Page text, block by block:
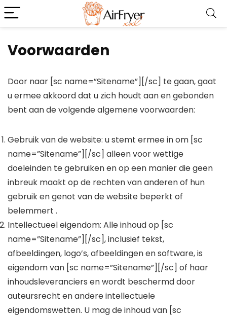
Voorwaarden
Door naar [sc name=”Sitename”][/sc] te gaan, gaat
u ermee akkoord dat u zich houdt aan en gebonden
bent aan de volgende algemene voorwaarden:
Gebruik van de website: u stemt ermee in om [sc
name=”Sitename”][/sc] alleen voor wettige
doeleinden te gebruiken en op een manier die geen
inbreuk maakt op de rechten van anderen of hun
gebruik en genot van de website beperkt of
belemmert .
Intellectueel eigendom: Alle inhoud op [sc
name=”Sitename”][/sc], inclusief tekst,
afbeeldingen, logo’s, afbeeldingen en software, is
eigendom van [sc name=”Sitename”][/sc] of haar
inhoudsleveranciers en wordt beschermd door
auteursrecht en andere intellectuele
eigendomswetten. U mag de inhoud van [sc